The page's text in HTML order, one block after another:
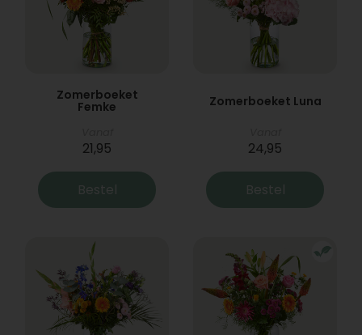
Zomerboeket
Femke
21,95
Bestel
Zomerboeket Luna
24,95
Bestel